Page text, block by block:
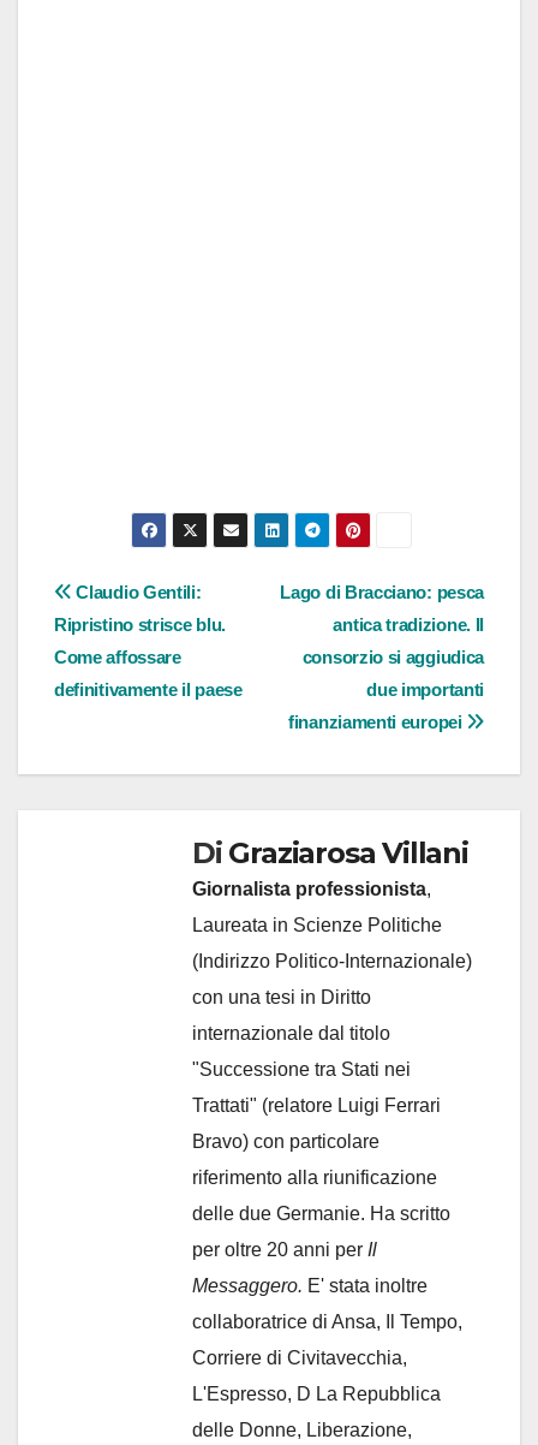
Navigazione
articoli
Lago di Bracciano: pesca
antica tradizione. Il
consorzio si aggiudica
due importanti
finanziamenti europei
Claudio Gentili:
Ripristino strisce blu.
Come affossare
definitivamente il paese
Di Graziarosa Villani
Giornalista professionista,
Laureata in Scienze Politiche
(Indirizzo Politico-Internazionale)
con una tesi in Diritto
internazionale dal titolo
"Successione tra Stati nei
Trattati" (relatore Luigi Ferrari
Bravo) con particolare
riferimento alla riunificazione
delle due Germanie. Ha scritto
per oltre 20 anni per Il
Messaggero. E' stata inoltre
collaboratrice di Ansa, Il Tempo,
Corriere di Civitavecchia,
L'Espresso, D La Repubblica
delle Donne, Liberazione,